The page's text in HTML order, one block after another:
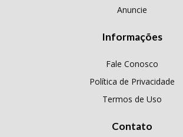
Anuncie
Informações
Fale Conosco
Política de Privacidade
Termos de Uso
Contato